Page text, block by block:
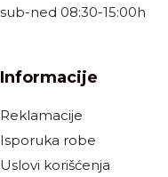
sub-ned 08:30-15:00h
Informacije
Reklamacije
Isporuka robe
Uslovi korišćenja